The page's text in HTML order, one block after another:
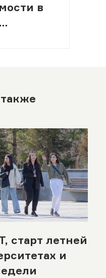
в
старт летней
и